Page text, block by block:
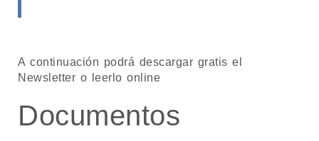
A continuación podrá descargar gratis el
Newsletter o leerlo online
Documentos